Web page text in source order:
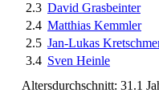
2.3 David Grasbeinter
2.4 Matthias Kemmler
2.5 Jan-Lukas
3.4 Sven Heinle
Altersdurchschnitt: 31.1